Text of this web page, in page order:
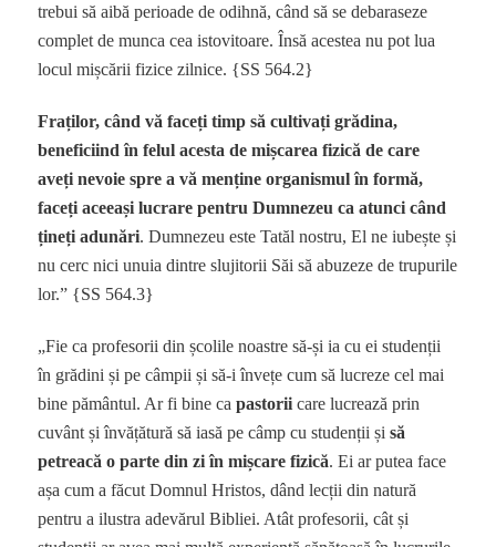
trebui să aibă perioade de odihnă, când să se debaraseze
complet de munca cea istovitoare. Însă acestea nu pot lua
locul mișcării fizice zilnice. {SS 564.2}
Fraților, când vă faceți timp să cultivați grădina,
beneficiind în felul acesta de mișcarea fizică de care
aveți nevoie spre a vă menține organismul în formă,
faceți aceeași lucrare pentru Dumnezeu ca atunci când
țineți adunări. Dumnezeu este Tatăl nostru, El ne iubește și
nu cerc nici unuia dintre slujitorii Săi să abuzeze de trupurile
lor.” {SS 564.3}
„Fie ca profesorii din școlile noastre să-și ia cu ei studenții
în grădini și pe câmpii și să-i învețe cum să lucreze cel mai
bine pământul. Ar fi bine capastorii care lucrează prin
cuvânt și învățătură să iasă pe câmp cu studenții șisă
petreacă o parte din zi în mișcare fizică. Ei ar putea face
așa cum a făcut Domnul Hristos, dând lecții din natură
pentru a ilustra adevărul Bibliei. Atât profesorii, cât și